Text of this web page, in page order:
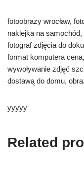
fotoobrazy wrocław,
naklejka na
fotograf zdjęcia do
format komputera
wywoływanie zdjęć
dostawą do domu,
yyyyy
Related